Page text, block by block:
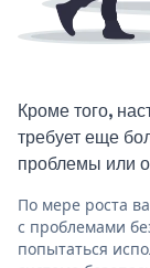
Кроме того,
требует еще
проблемы или
По мере роста
с проблемами
попытаться